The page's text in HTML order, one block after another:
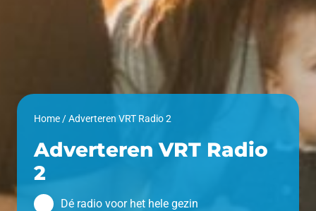
Home /Adverteren VRT Radio 2
Adverteren VRT Radio
2
Dé radio voor het hele gezin